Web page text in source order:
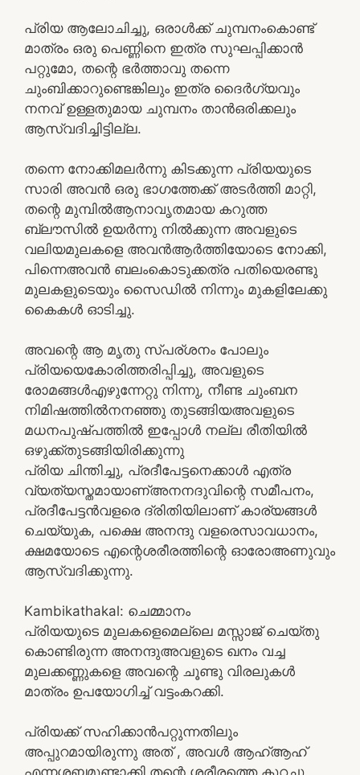
പ്രിയ ആലോചിച്ചു, ഒരാൾക്ക് ചുമ്പനംകൊണ്ട്
മാത്രം ഒരു പെണ്ണിനെ ഇത്ര സുഘപ്പിക്കാൻ
പറ്റുമോ, തന്റെ ഭർത്താവു തന്നെ
ചുംബിക്കാറുണ്ടെങ്കിലും ഇത്ര ദൈർഗ്യവും
നനവ് ഉള്ളതുമായ ചുമ്പനം താൻഒരിക്കലും
ആസ്വദിച്ചിട്ടില്ല.
തന്നെ നോക്കിമലർന്നു കിടക്കുന്ന പ്രിയയുടെ
സാരി അവൻ ഒരു ഭാഗത്തേക്ക് അടർത്തി മാറ്റി,
തന്റെ മുമ്പിൽആനാവൃതമായ കറുത്ത
ബ്ലൗസിൽ ഉയർന്നു നിൽക്കുന്ന അവളുടെ
വലിയമുലകളെ അവൻആർത്തിയോടെ നോക്കി,
പിന്നെഅവൻ ബലംകൊടുക്കത്ര പതിയെരണ്ടു
മുലകളുടെയും സൈഡിൽ നിന്നും മുകളിലേക്കു
കൈകൾ ഓടിച്ചു.
അവന്റെ ആ മൃതു സ്പര്ശനം പോലും
പ്രിയയെകോരിത്തരിപ്പിച്ചു, അവളുടെ
രോമങ്ങൾഎഴുന്നേറ്റു നിന്നു, നീണ്ട ചുംബന
നിമിഷത്തിൽനനഞ്ഞു തുടങ്ങിയഅവളുടെ
മധനപുഷ്പത്തിൽ ഇപ്പോൾ നല്ല രീതിയിൽ
ഒഴുക്ക്തുടങ്ങിയിരിക്കുന്നു
പ്രിയ ചിന്തിച്ചു, പ്രദീപേട്ടനെക്കാൾ എത്ര
വ്യത്യസ്തമായാണ്അനനദുവിന്റെ സമീപനം,
പ്രദീപേട്ടൻവളരെ ദ്രിതിയിലാണ് കാര്യങ്ങൾ
ചെയ്യുക, പക്ഷെ അനന്ദു വളരെസാവധാനം,
ക്ഷമയോടെ എന്റെശരീരത്തിന്റെ ഓരോഅണുവും
ആസ്വദിക്കുന്നു.
Kambikathakal: ചെമ്മാനം
പ്രിയയുടെ മുലകളെമെല്ലെ മസ്സാജ് ചെയ്തു
കൊണ്ടിരുന്ന അനന്ദുഅവളുടെ ഖനം വച്ച
മുലക്കണ്ണുകളെ അവന്റെ ചൂണ്ടു വിരലുകൾ
മാത്രം ഉപയോഗിച്ച് വട്ടംകറക്കി.
പ്രിയക്ക് സഹിക്കാൻപറ്റുന്നതിലും
അപ്പുറമായിരുന്നു അത് , അവൾ ആഹ്ആഹ്
എന്നശബ്ദമുണ്ടാക്കി തന്റെ ശരീരത്തെ കുറച്ചു